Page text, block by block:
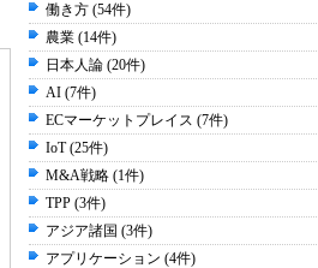
働き方 (54件)
農業 (14件)
日本人論 (20件)
AI (7件)
ECマーケットプレイス (7件)
IoT (25件)
M&A戦略 (1件)
TPP (3件)
アジア諸国 (3件)
アプリケーション (4件)